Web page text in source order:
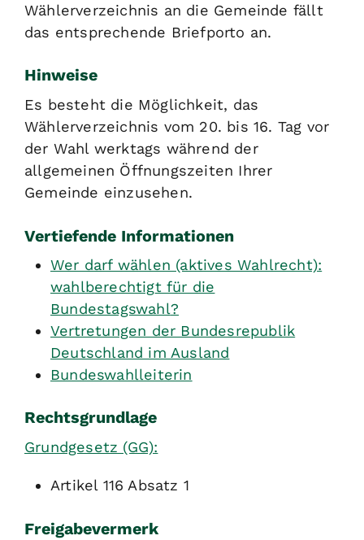
Wählerverzeichnis an die Gemeinde fällt
das entsprechende Briefporto an.
Hinweise
Es besteht die Möglichkeit, das
Wählerverzeichnis vom 20. bis 16. Tag vor
der Wahl werktags während der
allgemeinen Öffnungszeiten Ihrer
Gemeinde einzusehen.
Vertiefende Informationen
Wer darf wählen (aktives Wahlrecht):
wahlberechtigt für die
Bundestagswahl?
Vertretungen der Bundesrepublik
Deutschland im Ausland
Bundeswahlleiterin
Rechtsgrundlage
Grundgesetz (GG):
Artikel 116 Absatz 1
Freigabevermerk